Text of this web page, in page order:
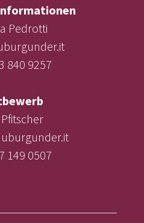
Pedrotti
840 9257
149 0507